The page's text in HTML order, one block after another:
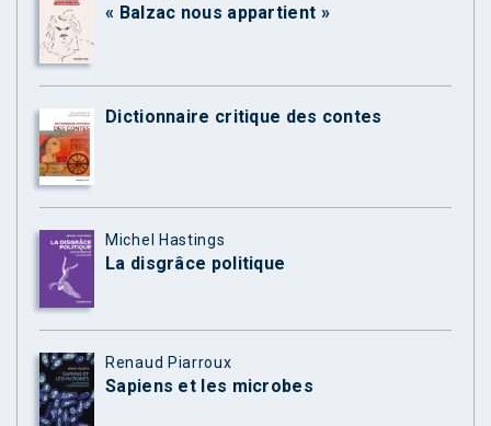
« Balzac nous appartient »
Dictionnaire critique des contes
Michel Hastings
La disgrâce politique
Renaud Piarroux
Sapiens et les microbes